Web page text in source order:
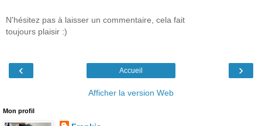
N'hésitez pas à laisser un commentaire, cela fait
toujours plaisir :)
‹ ›
Accueil
Afficher la version Web
Mon profil